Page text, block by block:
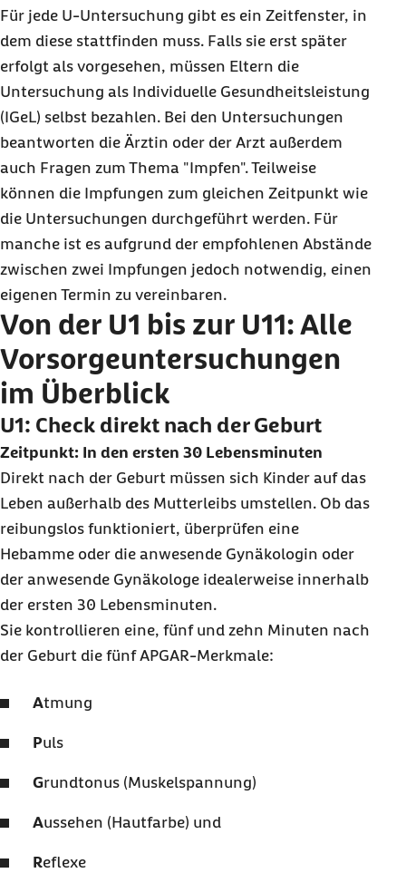
Für jede U-Untersuchung gibt es ein Zeitfenster, in
dem diese stattfinden muss. Falls sie erst später
erfolgt als vorgesehen, müssen Eltern die
Untersuchung als Individuelle Gesundheitsleistung
(IGeL) selbst bezahlen. Bei den Untersuchungen
beantworten die Ärztin oder der Arzt außerdem
auch Fragen zum Thema "Impfen". Teilweise
können die Impfungen zum gleichen Zeitpunkt wie
die Untersuchungen durchgeführt werden. Für
manche ist es aufgrund der empfohlenen Abstände
zwischen zwei Impfungen jedoch notwendig, einen
eigenen Termin zu vereinbaren.
Von der U1 bis zur U11: Alle
Vorsorgeuntersuchungen
im Überblick
U1: Check direkt nach der Geburt
Zeitpunkt: In den ersten 30 Lebensminuten
Direkt nach der Geburt müssen sich Kinder auf das
Leben außerhalb des Mutterleibs umstellen. Ob das
reibungslos funktioniert, überprüfen eine
Hebamme oder die anwesende Gynäkologin oder
der anwesende Gynäkologe idealerweise innerhalb
der ersten 30 Lebensminuten.
Sie kontrollieren eine, fünf und zehn Minuten nach
der Geburt die fünf APGAR-Merkmale:
Atmung
Puls
Grundtonus (Muskelspannung)
Aussehen (Hautfarbe) und
Reflexe